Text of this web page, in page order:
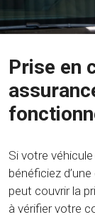
Prise en
Si votre
bénéficiez
peut couvrir la
à vérifier votre